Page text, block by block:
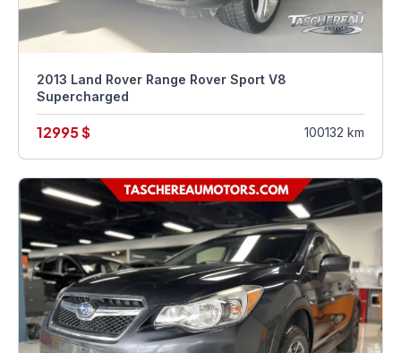
2013 Land Rover Range Rover Sport V8
Supercharged
12995 $ 100132 km